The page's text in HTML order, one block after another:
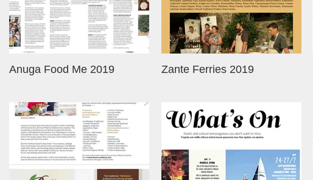
Anuga Food Me 2019 Zante Ferries 2019